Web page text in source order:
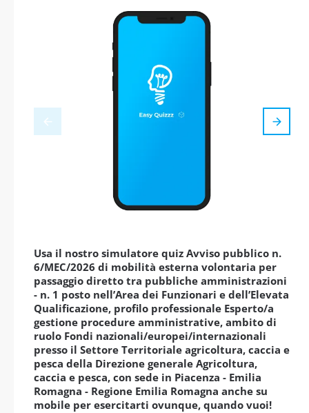
Usa il nostro simulatore quiz Avviso pubblico n.
6/MEC/2026 di mobilità esterna volontaria per
passaggio diretto tra pubbliche amministrazioni
- n. 1 posto nell’Area dei Funzionari e dell’Elevata
Qualificazione, profilo professionale Esperto/a
gestione procedure amministrative, ambito di
ruolo Fondi nazionali/europei/internazionali
presso il Settore Territoriale agricoltura, caccia e
pesca della Direzione generale Agricoltura,
caccia e pesca, con sede in Piacenza - Emilia
Romagna - Regione Emilia Romagna anche su
mobile per esercitarti ovunque, quando vuoi!